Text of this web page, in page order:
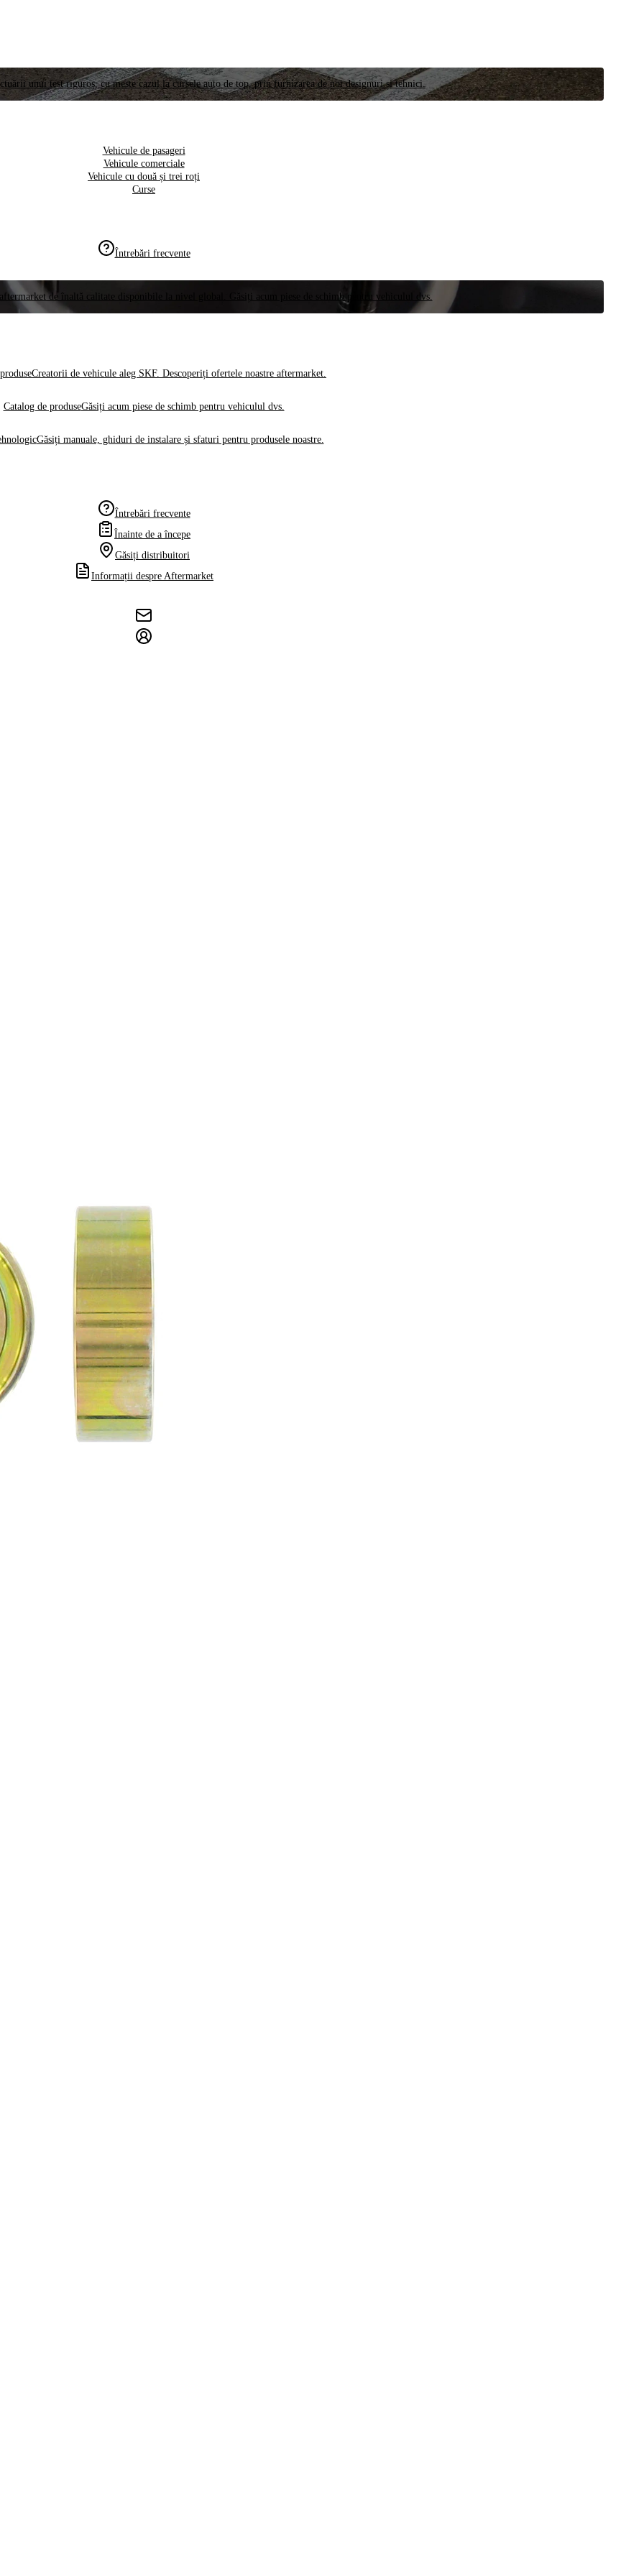
unui test riguros, cu meste cazul la cursele auto de top, prin furnizarea de noi designuri și tehnici.
Vehicule de pasageri
Vehicule comerciale
Vehicule cu două și trei roți
Curse
Întrebări frecvente
de înaltă calitate disponibile la nivel global. Găsiți acum piese de schimb pentru vehiculul dvs.
Creatorii de vehicule aleg SKF. Descoperiți ofertele noastre aftermarket.
Catalog de produseGăsiți acum piese de schimb pentru vehiculul dvs.
Găsiți manuale, ghiduri de instalare și sfaturi pentru produsele noastre.
Întrebări frecvente
Înainte de a începe
Găsiți distribuitori
Informații despre Aftermarket